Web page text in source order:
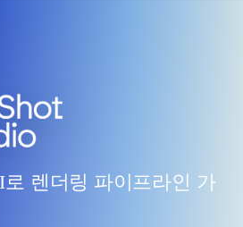
로 렌더링 파이프라인 가